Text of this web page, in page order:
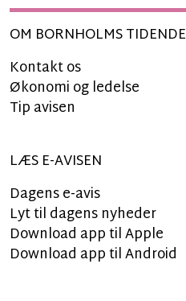
OM BORNHOLMS TIDENDE
Kontakt os
Økonomi og ledelse
Tip avisen
LÆS E-AVISEN
Dagens e-avis
Lyt til dagens nyheder
Download app til Apple
Download app til Android